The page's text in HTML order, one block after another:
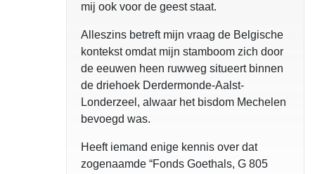
mij ook voor de geest staat.
Alleszins betreft mijn vraag de Belgische
kontekst omdat mijn stamboom zich door
de eeuwen heen ruwweg situeert binnen
de driehoek Derdermonde-Aalst-
Londerzeel, alwaar het bisdom Mechelen
bevoegd was.
Heeft iemand enige kennis over dat
zogenaamde “Fonds Goethals, G 805